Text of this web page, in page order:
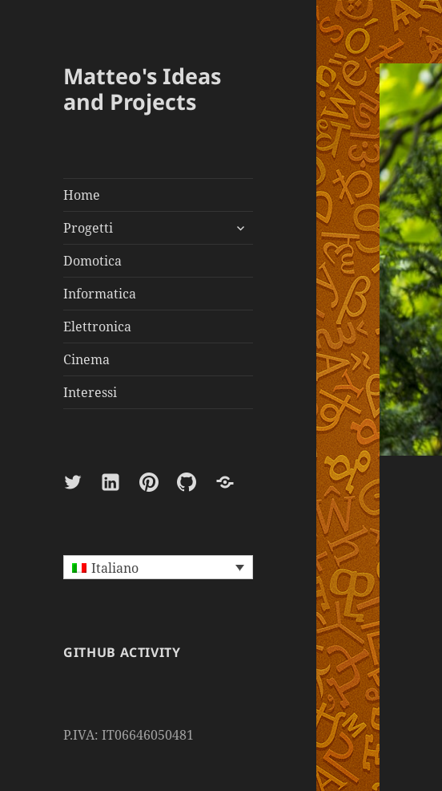
Matteo's Ideas
and Projects
Home
Progetti
apri
Domotica
Informatica
Elettronica
Cinema
Interessi
TwitterLinkedinPinterestGithubPaypal
Italiano
GITHUB ACTIVITY
P.IVA: IT06646050481